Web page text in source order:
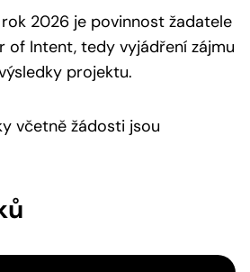
2026 je povinnost žadatele
of Intent, tedy vyjádření zájmu
projektu.
včetně žádosti jsou